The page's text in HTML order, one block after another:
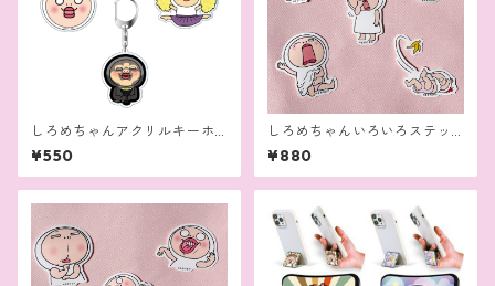
しろめちゃんアクリルキーホ
ルダー
¥550
しろめちゃんいろいろステッ
カー（A）セット
¥880